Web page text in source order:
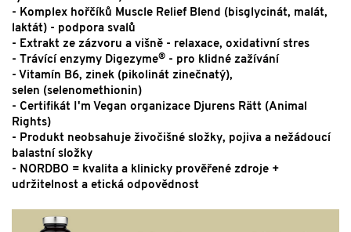
- Komplex hořčíků Muscle Relief Blend (bisglycinát, malát,
laktát) - podpora svalů
- Extrakt ze zázvoru a višně - relaxace, oxidativní stres
- Trávící enzymy Digezyme® - pro klidné zažívání
- Vitamín B6, zinek (pikolinát zinečnatý),
selen (selenomethionin)
- Certifikát I'm Vegan organizace Djurens Rätt (Animal
Rights)
- Produkt neobsahuje živočišné složky, pojiva a nežádoucí
balastní složky
- NORDBO = kvalita a klinicky prověřené zdroje +
udržitelnost a etická odpovědnost